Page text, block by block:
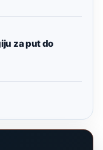
za put do